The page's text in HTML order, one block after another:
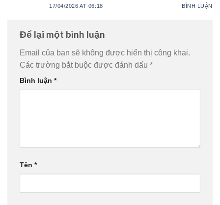
17/04/2026 AT 06:18 BÌNH LUẬN
Để lại một bình luận
Email của bạn sẽ không được hiển thị công khai.
Các trường bắt buộc được đánh dấu *
Bình luận *
Tên *